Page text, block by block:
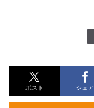
ポスト シェア